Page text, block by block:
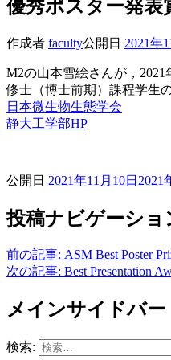
優秀ポスター発表
作成者 faculty公開日 2021年
M2の山本雪絵さんが，
修士（博士前期）課程学生
日本微生物生態学会
静大工学部HP
公開日 2021年11月10日 2021
投稿ナビゲーショ
前の記事: ASM Best Poster
次の記事: Best Presentation
メインサイドバー
検索: